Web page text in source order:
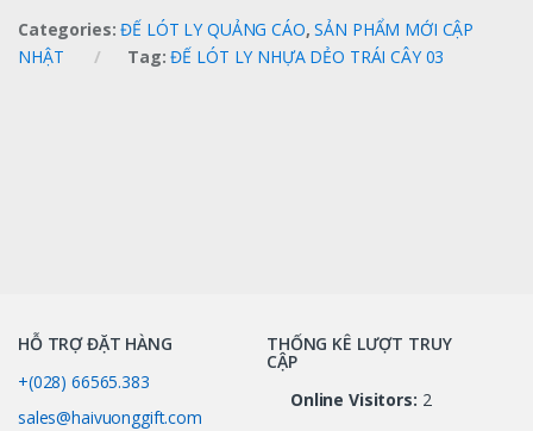
Categories:ĐẾ LÓT LY QUẢNG CÁO,SẢN PHẨM MỚI CẬP
NHẬT
Tag:ĐẾ LÓT LY NHỰA DẺO TRÁI CÂY 03
HỖ TRỢ ĐẶT HÀNG
+(028) 66565.383
sales@haivuonggift.com
THỐNG KÊ LƯỢT TRUY
CẬP
Online Visitors: 2